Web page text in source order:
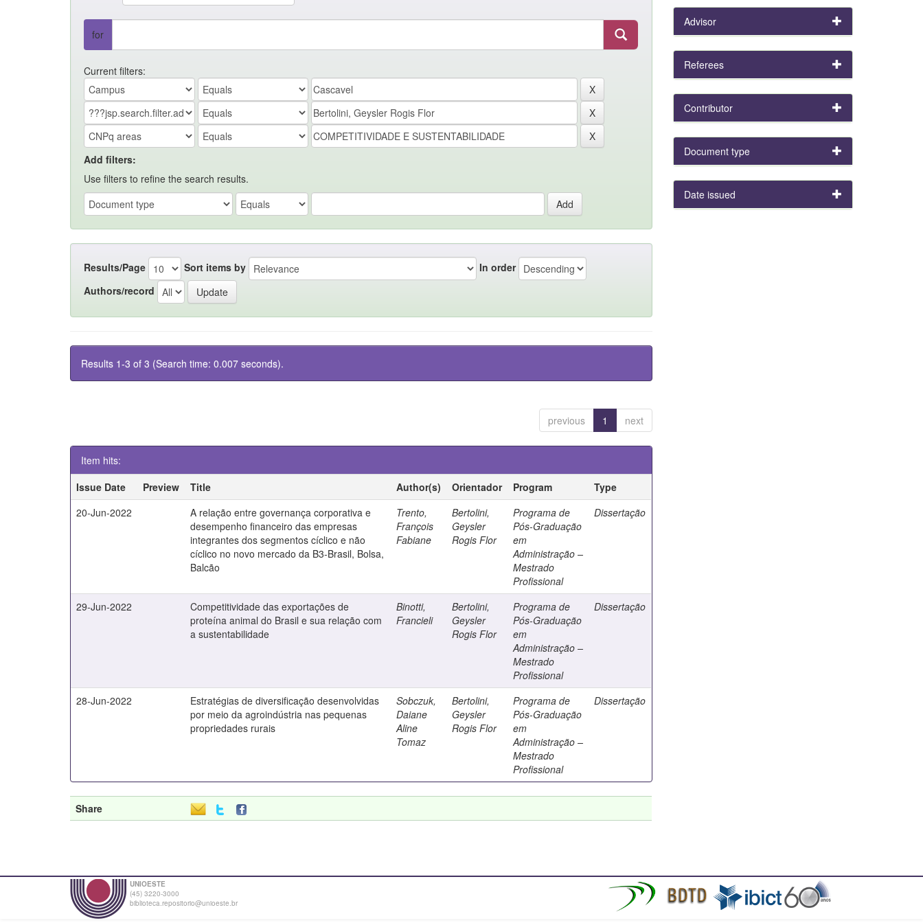
for
Current filters:
Add filters:
Use filters to refine the search results.
Results/Page Sort items by
In order
Authors/record
Results 1-3 of 3 (Search time: 0.007 seconds).
previous 1 next
Item hits:
Issue Date
Preview Title Author(s) Orientador Program
Type
20-Jun-2022
A relação entre governança corporativa e
desempenho financeiro das empresas
integrantes dos segmentos cíclico e não
cíclico no novo mercado da B3-Brasil, Bolsa,
Balcão
Trento,
François
Fabiane
Bertolini,
Geysler
Rogis Flor
Programa de
Pós-Graduação
em
Administração –
Mestrado
Profissional
Dissertação
29-Jun-2022
Competitividade das exportações de
proteína animal do Brasil e sua relação com
a sustentabilidade
Binotti,
Francieli
Bertolini,
Geysler
Rogis Flor
Programa de
Pós-Graduação
em
Administração –
Mestrado
Profissional
Dissertação
28-Jun-2022
Estratégias de diversificação desenvolvidas
por meio da agroindústria nas pequenas
propriedades rurais
Sobczuk,
Daiane
Aline
Tomaz
Bertolini,
Geysler
Rogis Flor
Programa de
Pós-Graduação
em
Administração –
Mestrado
Profissional
Dissertação
Share
Advisor
Referees
Contributor
Document type
Date issued
UNIOESTE
(45) 3220-3000
biblioteca.repositorio@unioeste.br